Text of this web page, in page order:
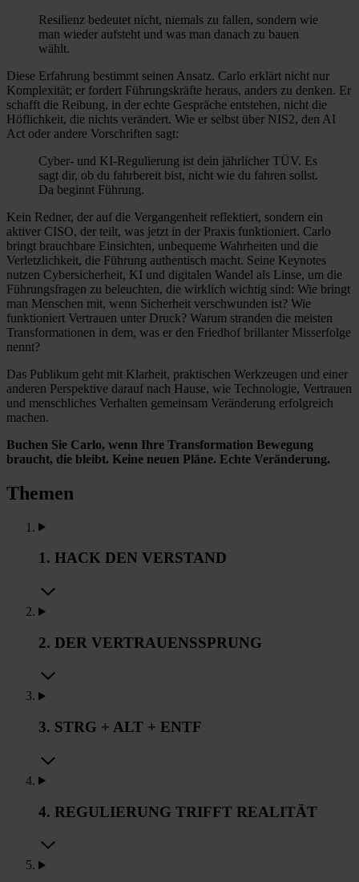
Resilienz bedeutet nicht, niemals zu fallen, sondern wie
man wieder aufsteht und was man danach zu bauen
wählt.
Diese Erfahrung bestimmt seinen Ansatz. Carlo erklärt nicht nur
Komplexität; er fordert Führungskräfte heraus, anders zu denken. Er
schafft die Reibung, in der echte Gespräche entstehen, nicht die
Höflichkeit, die nichts verändert. Wie er selbst über NIS2, den AI
Act oder andere Vorschriften sagt:
Cyber- und KI-Regulierung ist dein jährlicher TÜV. Es
sagt dir, ob du fahrbereit bist, nicht wie du fahren sollst.
Da beginnt Führung.
Kein Redner, der auf die Vergangenheit reflektiert, sondern ein
aktiver CISO, der teilt, was jetzt in der Praxis funktioniert. Carlo
bringt brauchbare Einsichten, unbequeme Wahrheiten und die
Verletzlichkeit, die Führung authentisch macht. Seine Keynotes
nutzen Cybersicherheit, KI und digitalen Wandel als Linse, um die
Führungsfragen zu beleuchten, die wirklich wichtig sind: Wie bringt
man Menschen mit, wenn Sicherheit verschwunden ist? Wie
funktioniert Vertrauen unter Druck? Warum stranden die meisten
Transformationen in dem, was er den Friedhof brillanter Misserfolge
nennt?
Das Publikum geht mit Klarheit, praktischen Werkzeugen und einer
anderen Perspektive darauf nach Hause, wie Technologie, Vertrauen
und menschliches Verhalten gemeinsam Veränderung erfolgreich
machen.
Buchen Sie Carlo, wenn Ihre Transformation Bewegung
braucht, die bleibt. Keine neuen Pläne. Echte Veränderung.
Themen
1. HACK DEN VERSTAND
2. DER VERTRAUENSSPRUNG
3. STRG + ALT + ENTF
4. REGULIERUNG TRIFFT REALITÄT